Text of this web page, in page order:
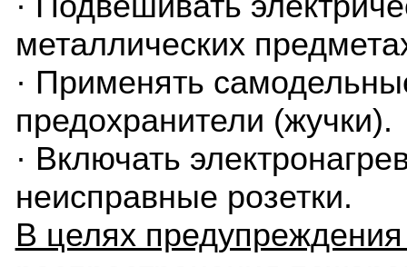
металлических
· Применять
предохранители (жучки).
· Включать
неисправные розетки.
В целях